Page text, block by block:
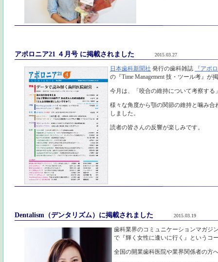
アポロニア21 ４月号 に掲載されました 2015.03.27
日本歯科新聞社 発行の歯科雑誌
『アポ
の『Time Management 技・ツール考』が
今月は、「咬合の維持について考察する
様々な角度から顎の関節の維持と噛み合
しました。
読者の皆さんの反響が楽しみです。
Dentalism（デンタリズム）に掲載されました 2015.03.19
歯科業界のコミュニケーションマガジ
で『輝く女性に逢いに行く』というコ
全国の開業歯科医院や業界関係者の方